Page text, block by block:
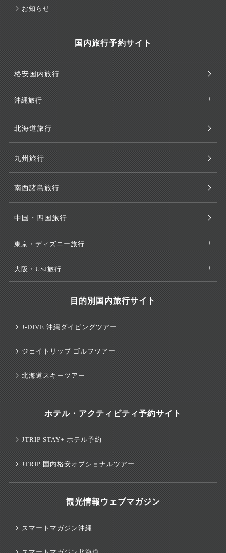
お知らせ
国内旅行予約サイト
格安国内旅行
沖縄旅行
北海道旅行
九州旅行
南西諸島旅行
中国・四国旅行
東京・ディズニー旅行
大阪・USJ旅行
目的別国内旅行サイト
J-DIVE 沖縄ダイビングツアー
ジェイトリップ ゴルフツアー
北海道スキーツアー
ホテル・アクティビティ予約サイト
JTRIP STAY+ ホテル予約
JTRIP 国内格安オプショナルツアー
観光情報ウェブマガジン
スマートマガジン沖縄